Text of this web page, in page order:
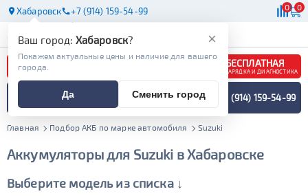
Хабаровск +7 (914) 159-54-99 0 0
АКБ
БЕСПЛАТНАЯ
ЗАРЯДКА И ДИАГНОСТИКА
ПОДБОР АККУМУЛЯТОРА
СПЕЦИАЛИСТОМ +7 (914) 159-54-99
Главная Подбор АКБ по марке автомобиля Suzuki
Аккумуляторы для Suzuki в Хабаровске
Выберите модель из списка ↓
×
Ваш город: Хабаровск?
Покажем актуальные цены и наличие для вашего
города.
Да Сменить город